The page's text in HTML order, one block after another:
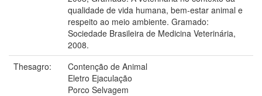
qualidade de vida humana, bem-estar animal e
respeito ao meio ambiente. Gramado:
Sociedade Brasileira de Medicina Veterinária,
2008.
Thesagro:
Contenção de Animal
Eletro Ejaculação
Porco Selvagem